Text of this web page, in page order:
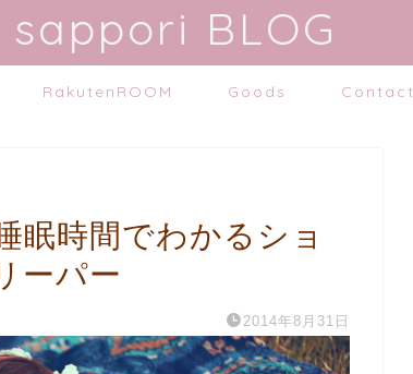
sappori BLOG
RakutenROOM Goods Contact
眠時間でわかるショ
ーパー
2014年8月31日